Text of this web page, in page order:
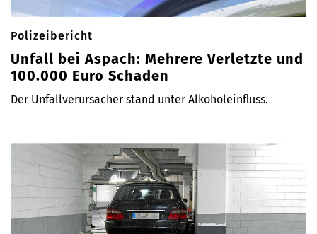
Polizeibericht
Unfall bei Aspach: Mehrere Verletzte und
100.000 Euro Schaden
Der Unfallverursacher stand unter Alkoholeinfluss.